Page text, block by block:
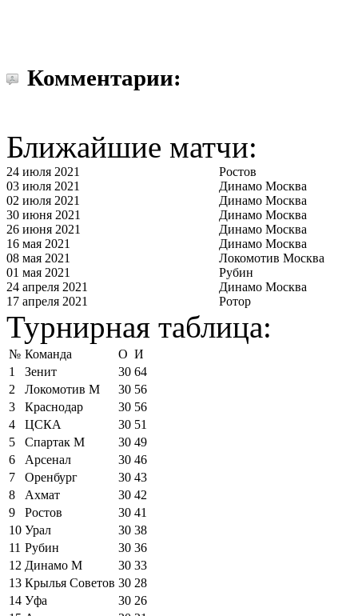
Комментарии:
Ближайшие матчи:
24 июля 2021
Ростов
03 июля 2021
Динамо Москва
02 июля 2021
Динамо Москва
30 июня 2021
Динамо Москва
26 июня 2021
Динамо Москва
16 мая 2021
Динамо Москва
08 мая 2021
Локомотив Москва
01 мая 2021
Рубин
24 апреля 2021
Динамо Москва
17 апреля 2021
Ротор
Турнирная таблица:
№ Команда О И
1
Зенит 30 64
2
Локомотив М 30 56
3
Краснодар 30 56
4
ЦСКА 30 51
5
Спартак М 30 49
6
Арсенал 30 46
7
Оренбург 30 43
8
Ахмат 30 42
9
Ростов 30 41
10 Урал 30 38
11 Рубин 30 36
12 Динамо М 30 33
13 Крылья Советов 30 28
14 Уфа 30 26